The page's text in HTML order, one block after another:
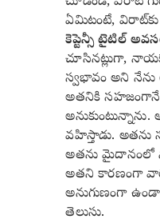
ఏమిటంటే, విరాట్‌కు
కెప్టెన్సీ టైటిల్
చూసినట్లుగా,
స్వభావం అని నేను
అతనికి సహజంగానే
వహిస్తాడు. అతను
అతను మైదానంలో
అతని కారణంగా
అనుగుణంగా
తెలుసు.